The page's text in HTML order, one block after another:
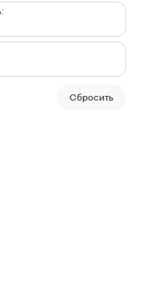
Cбросить